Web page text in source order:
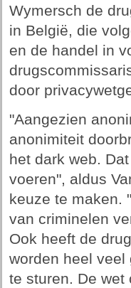
Wymersch de
in België, die
en de handel in
door
"Aangezien
anonimiteit
het dark web.
voeren", aldus
keuze te maken.
van criminelen
Ook heeft de
worden heel
te sturen. De